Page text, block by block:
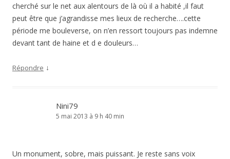
cherché sur le net aux alentours de là où il a habité ,il faut
peut être que j’agrandisse mes lieux de recherche….cette
période me bouleverse, on n’en ressort toujours pas indemne
devant tant de haine et d e douleurs…
Répondre ↓
Nini79
5 mai 2013 à 9 h 40 min
Un monument, sobre, mais puissant. Je reste sans voix